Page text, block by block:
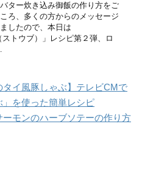
ター炊き込み御飯の作り方をご
ろ、多くの方からのメッセージ
したので、本日は
ストウブ）」レシピ第２弾、ロ
タイ風豚しゃぶ】テレビCMで
」を使った簡単レシピ
ーモンのハーブソテーの作り方